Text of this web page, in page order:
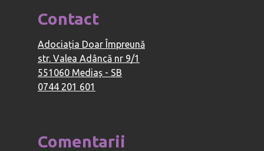
Contact
Adociația Doar Împreună
str. Valea Adâncă nr 9/1
551060 Mediaș - SB
0744 201 601
Comentarii